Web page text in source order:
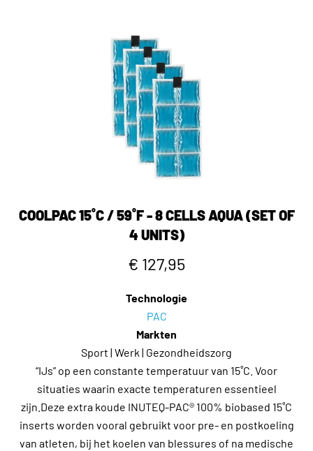
COOLPAC 15˚C / 59˚F - 8 CELLS AQUA (SET OF
4 UNITS)
€ 127,95
Technologie
PAC
Markten
Sport | Werk | Gezondheidszorg
“IJs” op een constante temperatuur van 15˚C. Voor
situaties waarin exacte temperaturen essentieel
zijn.Deze extra koude INUTEQ-PAC® 100% biobased 15˚C
inserts worden vooral gebruikt voor pre- en postkoeling
van atleten, bij het koelen van blessures of na medische